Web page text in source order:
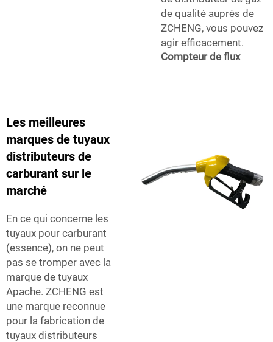
de qualité auprès de
ZCHENG, vous pouvez
agir efficacement.
Compteur de flux
Les meilleures
marques de tuyaux
distributeurs de
carburant sur le
marché
En ce qui concerne les
tuyaux pour carburant
(essence), on ne peut
pas se tromper avec la
marque de tuyaux
Apache. ZCHENG est
une marque reconnue
pour la fabrication de
tuyaux distributeurs